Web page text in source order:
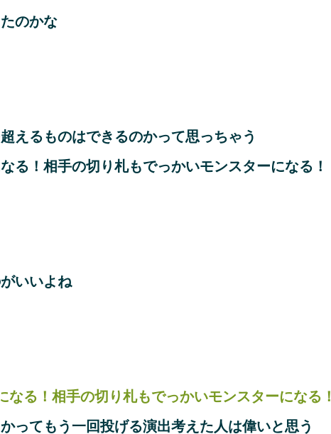
のかな
えるものはできるのかって思っちゃう
る！相手の切り札もでっかいモンスターになる！
いいよね
る！相手の切り札もでっかいモンスターになる！
ってもう一回投げる演出考えた人は偉いと思う